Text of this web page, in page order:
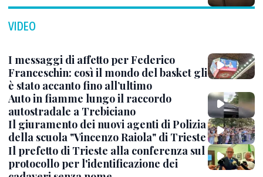
VIDEO
I messaggi di affetto per Federico
Franceschin: così il mondo del basket gli
è stato accanto fino all’ultimo
Auto in fiamme lungo il raccordo
autostradale a Trebiciano
Il giuramento dei nuovi agenti di Polizia
della scuola "Vincenzo Raiola" di Trieste
Il prefetto di Trieste alla conferenza sul
protocollo per l'identificazione dei